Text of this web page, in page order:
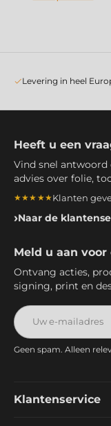
Levering in heel
Heeft u een
Vind snel
advies over folie,
★★★★★Klanten
Naar de
Meld u aan
Ontvang acties,
signing, print en
E-mailadres
Geen spam. Alleen
Klantenservice